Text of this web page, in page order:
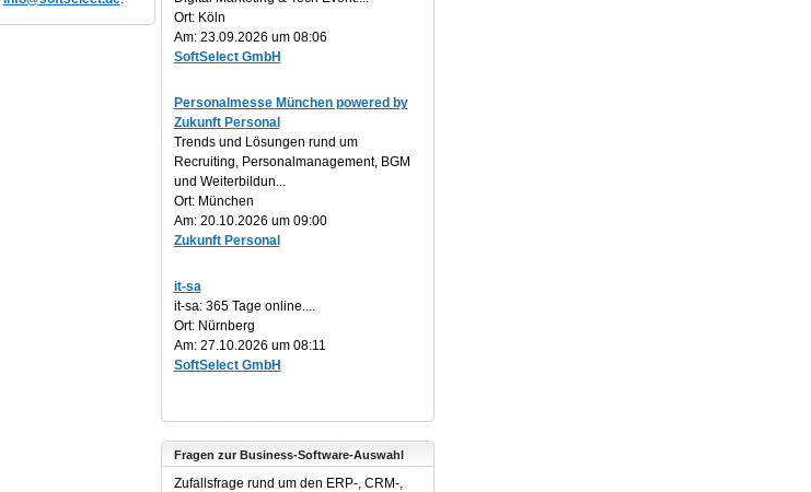
Ort: Köln
Am: 23.09.2026 um 08:06
SoftSelect GmbH
Personalmesse München powered by
Zukunft Personal
Trends und Lösungen rund um
Recruiting, Personalmanagement, BGM
und Weiterbildun...
Ort: München
Am: 20.10.2026 um 09:00
Zukunft Personal
it-sa
it-sa: 365 Tage online....
Ort: Nürnberg
Am: 27.10.2026 um 08:11
SoftSelect GmbH
Fragen zur Business-Software-Auswahl
Zufallsfrage rund um den ERP-, CRM-,